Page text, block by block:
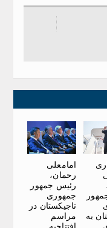
به
امامعلی
رحمان،
رئیس جمهور
جمهوری
تاجیکستان در
مراسم